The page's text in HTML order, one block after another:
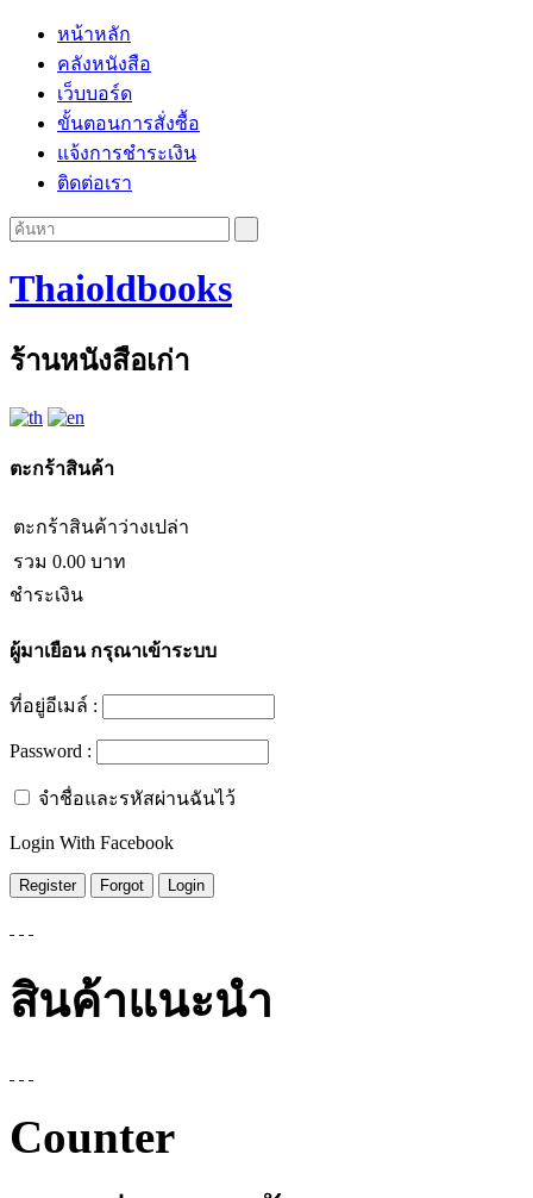
หน้าหลัก
คลังหนังสือ
เว็บบอร์ด
ขั้นตอนการสั่งซื้อ
แจ้งการชำระเงิน
ติดต่อเรา
Thaioldbooks
ร้านหนังสือเก่า
ตะกร้าสินค้า
ตะกร้าสินค้าว่างเปล่า
รวม 0.00 บาท
ชำระเงิน
ผู้มาเยือนกรุณาเข้าระบบ
ที่อยู่อีเมล์ :
Password :
จำชื่อและรหัสผ่านฉันไว้
Login With Facebook
สินค้าแนะนำ
Counter